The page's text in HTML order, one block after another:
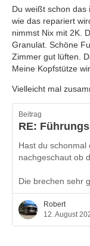
Du weißt schon das
wie das repariert
nimmst Nix mit 2K.
Granulat. Schöne
Zimmer gut lüften.
Meine Kopfstütze
Vielleicht mal
Beitrag
RE:
Hast du schonmal
nachgeschaut ob
Die brechen sehr
Robert
12. August